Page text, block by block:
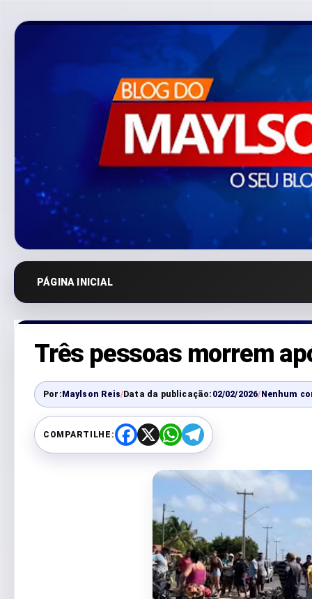
PÁGINA INICIAL
Três pessoas morrem
Por:Maylson Reis/Data da publicação: 02/02/2026/Nenhum
COMPARTILHE:
F
a
X
W
h
t
A
p
p
T
e
e
g
r
a